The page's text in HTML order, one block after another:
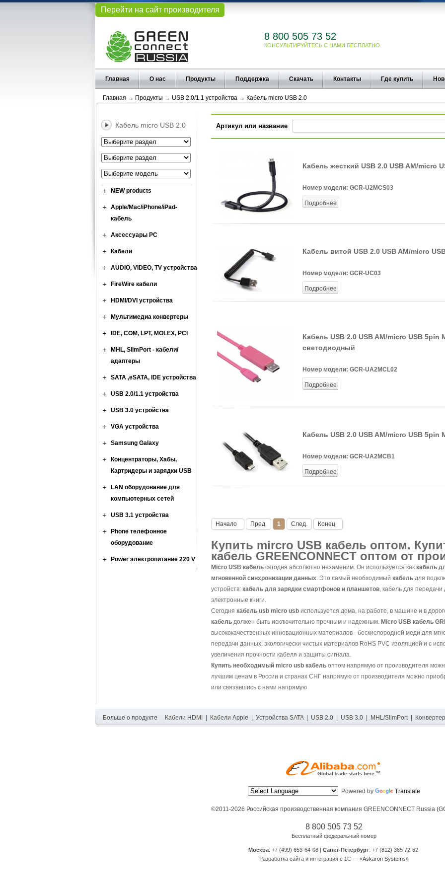
Перейти на сайт производителя
8 800 505 73 52
КОНСУЛЬТИРУЙТЕСЬ С НАМИ БЕСПЛАТНО
Главная О нас Продукты Поддержка Скачать Контакты Где купить
Главная → Продукты → USB 2.0/1.1 устройства → Кабель micro USB 2.0
Кабель micro USB 2.0
NEW products
Apple/Mac/iPhone/iPad-
кабель
Аксессуары PC
Кабели
AUDIO, VIDEO, TV устройства
FireWire кабели
HDMI/DVI устройства
Мультимедиа конвертеры
IDE, COM, LPT, MOLEX, PCI
MHL, SlimPort - кабели/
адаптеры
SATA ,eSATA, IDE устройства
USB 2.0/1.1 устройства
USB 3.0 устройства
VGA устройства
Samsung Galaxy
Концентраторы, Хабы,
Картридеры и зарядки USB
LAN оборудование для
компьютерных сетей
USB 3.1 устройства
Phone телефонное
оборудование
Power электропитание 220 V
Артикул или название
Кабель жесткий USB 2.0 USB AM/micro
Номер модели: GCR-U2MCS03
Подробнее
Кабель витой USB 2.0 USB AM/micro
Номер модели: GCR-UC03
Подробнее
Кабель USB 2.0 USB AM/micro USB 5pin
светодиодный
Номер модели: GCR-UA2MCL02
Подробнее
Кабель USB 2.0 USB AM/micro USB 5pin
Номер модели: GCR-UA2MCB1
Подробнее
Начало Пред. 1 След. Конец
Купить mircro USB кабель оптом.
кабель GREENCONNECT оптом от
Micro USB кабель сегодня абсолютно незаменим. Он используется как кабель
мгновенной синхронизации данных. Это самый необходимый кабель для
устройств: кабель для зарядки смартфонов и планшетов, кабель для
электронные книги.
Сегодня кабель usb micro usb используется дома, на работе, в машине и в
кабель должен быть исключительно прочным и надежным. Micro USB кабель
высококачественных инновационных материалов - бескислородной меди для
передачи данных, экологически чистых материалов RoHS PVC изоляцией и с
увеличения прочности кабеля и защиты сигнала.
Купить необходимый micro usb кабель оптом напрямую от производителя
лучшим ценам в России и странах СНГ напрямую от производителя можно
или связавшись с нами напрямую
Больше о продукте Кабели HDMI Кабели Apple Устройства SATA| USB 2.0| USB 3.0| MHL/SlimPort|
Powered by Translate
©2011-2026 Российская производственная компания GREENCONNECT Russia
8 800 505 73 52
Бесплатный федеральный номер
Москва: +7 (499) 653-64-08 | Санкт-Петербург: +7 (812) 385 72-62
Разработка сайта и интеграция с 1С — «Askaron Systems»